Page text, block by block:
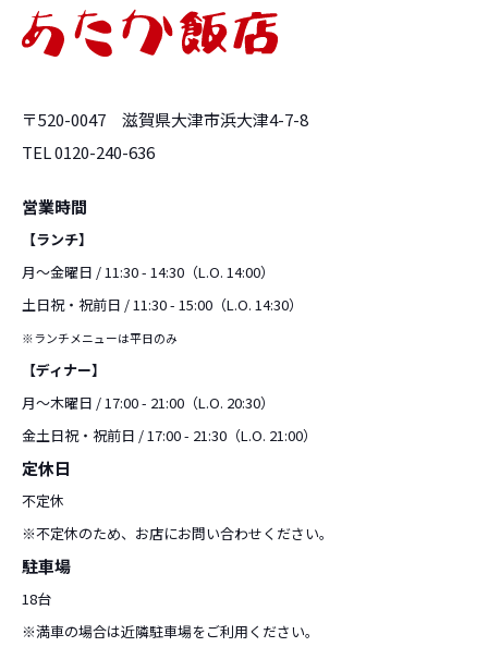
〒520-0047 滋賀県大津市浜大津4-7-8
TEL 0120-240-636
営業時間
【ランチ】
月〜金曜日 / 11:30 - 14:30（L.O. 14:00）
土日祝・祝前日 / 11:30 - 15:00（L.O. 14:30）
※ランチメニューは平日のみ
【ディナー】
月〜木曜日 / 17:00 - 21:00（L.O. 20:30）
金土日祝・祝前日 / 17:00 - 21:30（L.O. 21:00）
定休日
不定休
※不定休のため、お店にお問い合わせください。
駐車場
18台
※満車の場合は近隣駐車場をご利用ください。